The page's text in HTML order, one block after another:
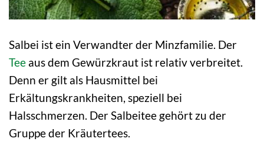
Salbei ist ein Verwandter der Minzfamilie. Der
Tee aus dem Gewürzkraut ist relativ verbreitet.
Denn er gilt als Hausmittel bei
Erkältungskrankheiten, speziell bei
Halsschmerzen. Der Salbeitee gehört zu der
Gruppe der Kräutertees.